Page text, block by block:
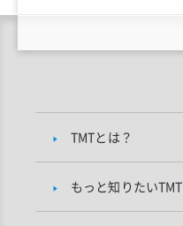
TMTとは？
もっと知りたいTMT